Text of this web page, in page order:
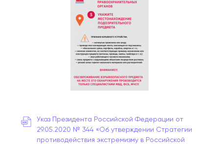
Указ Президента Российской Федерации от
29.05.2020 № 344 «Об утверждении Стратегии
противодействия экстремизму в Российской